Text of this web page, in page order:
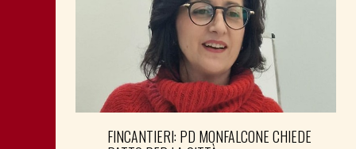
FINCANTIERI: PD MONFALCONE CHIEDE